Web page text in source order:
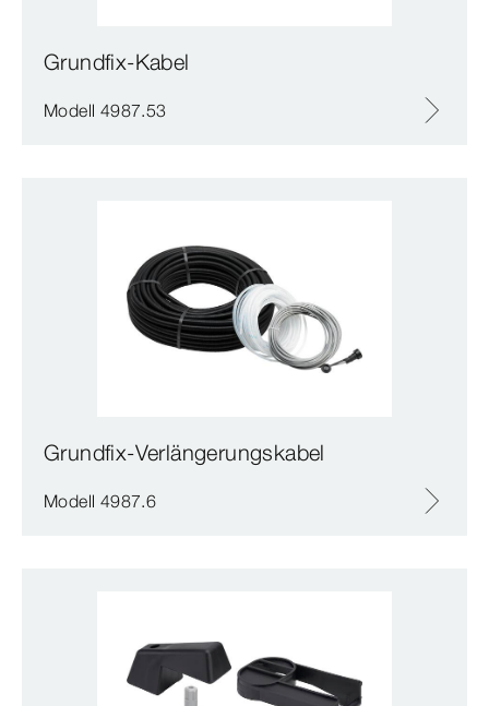
Grundfix-Kabel
Modell 4987.53
Grundfix-Verlängerungskabel
Modell 4987.6